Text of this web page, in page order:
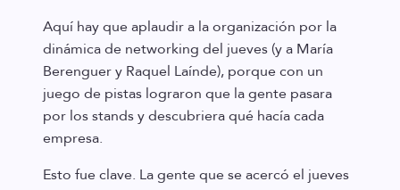
Aquí hay que aplaudir a la organización por la
dinámica de networking del jueves (y a María
Berenguer y Raquel Laínde), porque con un
juego de pistas lograron que la gente pasara
por los stands y descubriera qué hacía cada
empresa.
Esto fue clave. La gente que se acercó el jueves